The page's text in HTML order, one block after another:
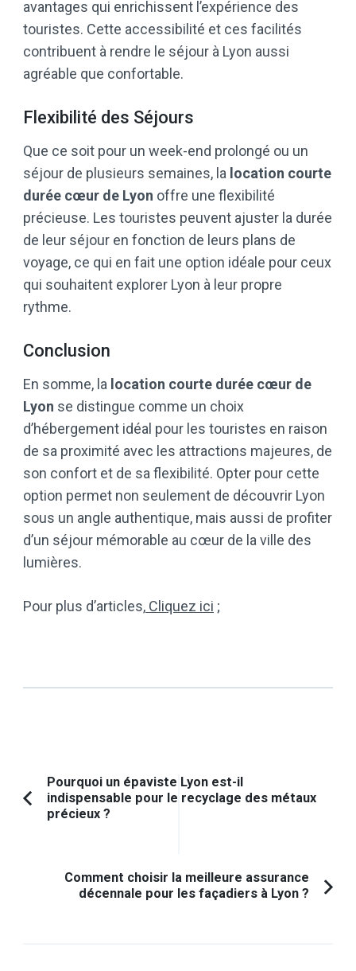
avantages qui enrichissent l’expérience des
touristes. Cette accessibilité et ces facilités
contribuent à rendre le séjour à Lyon aussi
agréable que confortable.
Flexibilité des Séjours
Que ce soit pour un week-end prolongé ou un
séjour de plusieurs semaines, la location courte
durée cœur de Lyon offre une flexibilité
précieuse. Les touristes peuvent ajuster la durée
de leur séjour en fonction de leurs plans de
voyage, ce qui en fait une option idéale pour ceux
qui souhaitent explorer Lyon à leur propre
rythme.
Conclusion
En somme, la location courte durée cœur de
Lyon se distingue comme un choix
d’hébergement idéal pour les touristes en raison
de sa proximité avec les attractions majeures, de
son confort et de sa flexibilité. Opter pour cette
option permet non seulement de découvrir Lyon
sous un angle authentique, mais aussi de profiter
d’un séjour mémorable au cœur de la ville des
lumières.
Pour plus d’articles, Cliquez ici ;
Navigation
d'article
Article
Pourquoi un épaviste Lyon est-il
indispensable pour le recyclage des métaux
précieux ?
Comment choisir la meilleure assurance
décennale pour les façadiers à Lyon ?